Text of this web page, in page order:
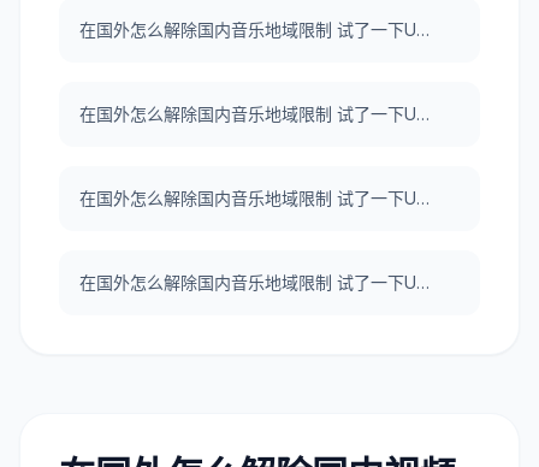
在国外怎么解除国内音乐地域限制 试了一下UNBLOCKCN，真好用。
在国外怎么解除国内音乐地域限制 试了一下UNBLOCKCN，真好用。
在国外怎么解除国内音乐地域限制 试了一下UNBLOCKCN，真好用。
在国外怎么解除国内音乐地域限制 试了一下UNBLOCKCN，真好用。